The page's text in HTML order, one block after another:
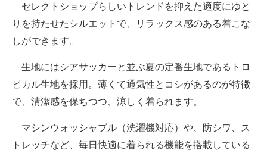
セレクトショップらしいトレンドを抑えた適度にゆと
りを持たせたシルエットで、リラックス感のある着こな
しができます。
生地にはシアサッカーと並ぶ夏の定番生地であるトロ
ピカル生地を採用。薄くて通気性とコシがあるのが特徴
で、清潔感を保ちつつ、涼しく着られます。
マシンウォッシャブル（洗濯機対応）や、防シワ、ス
トレッチなど、毎日快適に着られる機能を搭載している